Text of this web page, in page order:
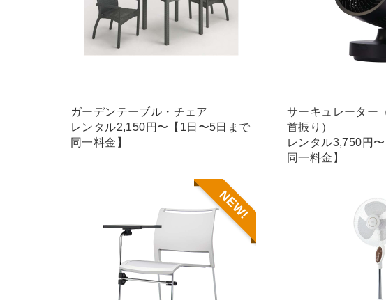
ガーデンテーブル・チェア
レンタル2,150円〜【1日〜5日まで
同一料金】
サーキュレーター
首振り）
レンタル3,750円
同一料金】
NEW!